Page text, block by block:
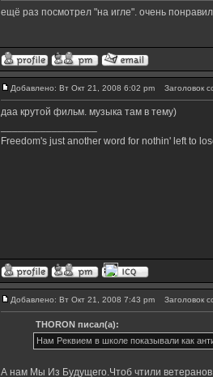
ещё раз посмотрел "на игле". очень
Добавлено: Вт Окт 21, 2008 6:02 pm Заголовок
даа крутой фильм. музыка там в тему)
Freedom's just another word for nothin' left to
Добавлено: Вт Окт 21, 2008 7:43 pm Заголовок
THORON писал(а):
Нам Реквием в школе показывали как
А нам Мы Из Будущего.Чтоб чтили ветеранов